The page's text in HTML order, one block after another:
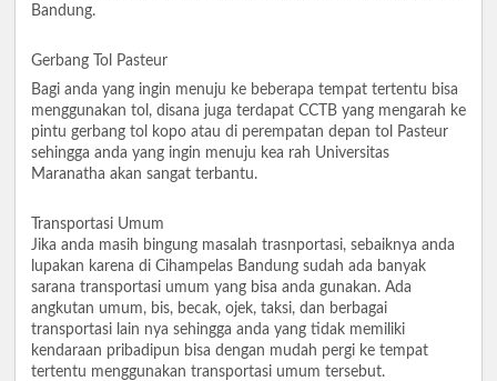
Bandung.
Gerbang Tol Pasteur
Bagi anda yang ingin menuju ke beberapa tempat tertentu bisa
menggunakan tol, disana juga terdapat CCTB yang mengarah ke
pintu gerbang tol kopo atau di perempatan depan tol Pasteur
sehingga anda yang ingin menuju kea rah Universitas
Maranatha akan sangat terbantu.
Transportasi Umum
Jika anda masih bingung masalah trasnportasi, sebaiknya anda
lupakan karena di Cihampelas Bandung sudah ada banyak
sarana transportasi umum yang bisa anda gunakan. Ada
angkutan umum, bis, becak, ojek, taksi, dan berbagai
transportasi lain nya sehingga anda yang tidak memiliki
kendaraan pribadipun bisa dengan mudah pergi ke tempat
tertentu menggunakan transportasi umum tersebut.